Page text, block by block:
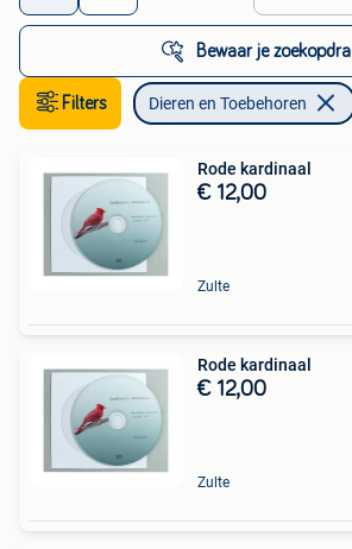
Bewaar je
Filters Dieren en Toebehoren
Rode kardinaal
€ 12,00
Zulte
Rode kardinaal
€ 12,00
Zulte